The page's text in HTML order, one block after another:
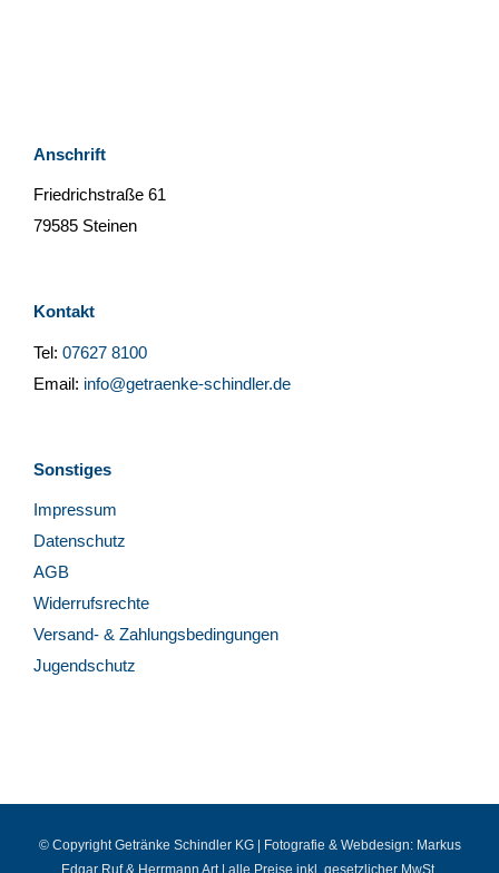
Anschrift
Friedrichstraße 61
79585 Steinen
Kontakt
Tel: 07627 8100
Email: info@getraenke-schindler.de
Sonstiges
Impressum
Datenschutz
AGB
Widerrufsrechte
Versand- & Zahlungsbedingungen
Jugendschutz
© Copyright Getränke Schindler KG | Fotografie & Webdesign: Markus
Edgar Ruf& Herrmann Art| alle Preise inkl. gesetzlicher MwSt.